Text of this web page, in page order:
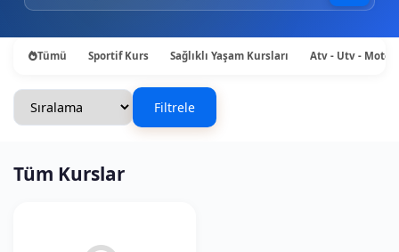
Tümü Sportif Kurs Sağlıklı Yaşam Kursları Atv - Utv -
Filtrele
Tüm Kurslar